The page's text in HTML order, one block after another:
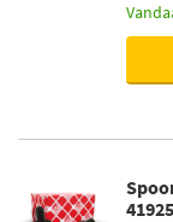
41925